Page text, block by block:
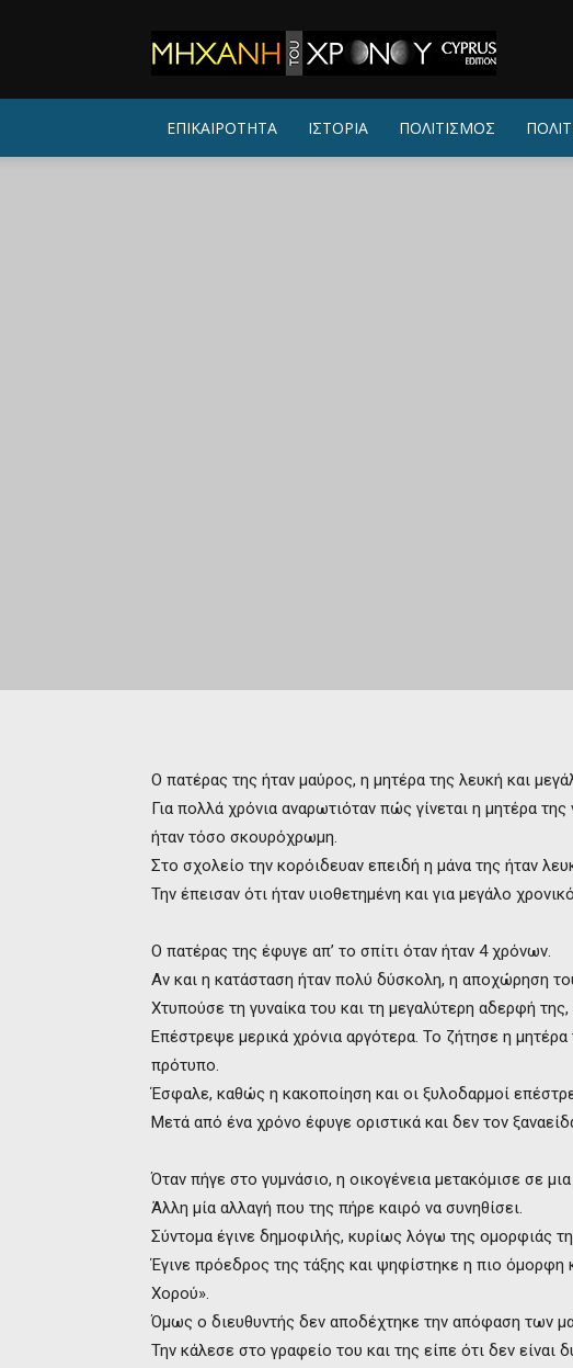
ΤΟΥ
ΧΡΟΝΟΥ
ΕΠΙΚΑΙΡΟΤΗΤΑ ΙΣΤΟΡΙΑ ΠΟΛΙΤΙΣΜΟΣ
Ο πατέρας της ήταν μαύρος, η μητέρα της λευκή και
Για πολλά χρόνια αναρωτιόταν πώς γίνεται η μητέρα της
ήταν τόσο σκουρόχρωμη.
Στο σχολείο την κορόιδευαν επειδή η μάνα της ήταν
Την έπεισαν ότι ήταν υιοθετημένη και για μεγάλο
Ο πατέρας της έφυγε απ’ το σπίτι όταν ήταν 4 χρόνων.
Αν και η κατάσταση ήταν πολύ δύσκολη, η αποχώρηση
Χτυπούσε τη γυναίκα του και τη μεγαλύτερη αδερφή
Επέστρεψε μερικά χρόνια αργότερα. Το ζήτησε η
πρότυπο.
Έσφαλε, καθώς η κακοποίηση και οι ξυλοδαρμοί
Μετά από ένα χρόνο έφυγε οριστικά και δεν τον
Όταν πήγε στο γυμνάσιο, η οικογένεια μετακόμισε σε
Άλλη μία αλλαγή που της πήρε καιρό να συνηθίσει.
Σύντομα έγινε δημοφιλής, κυρίως λόγω της ομορφιάς
Έγινε πρόεδρος της τάξης και ψηφίστηκε η πιο όμορφη
Χορού».
Όμως ο διευθυντής δεν αποδέχτηκε την απόφαση των
Την κάλεσε στο γραφείο του και της είπε ότι δεν